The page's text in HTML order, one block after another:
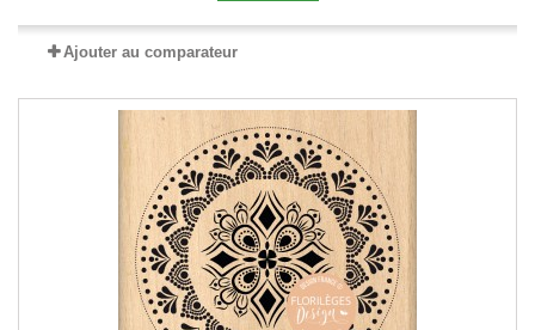
Ajouter au comparateur